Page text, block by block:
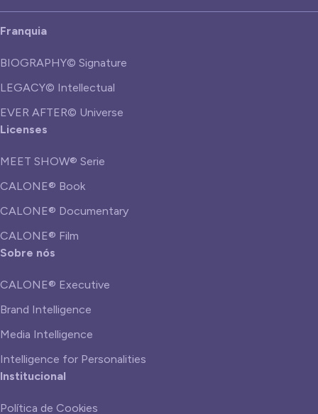
Franquia
BIOGRAPHY© Signature
LEGACY© Intellectual
EVER AFTER© Universe
Licenses
MEET SHOW® Serie
CALONE® Book
CALONE® Documentary
CALONE® Film
Sobre nós
CALONE® Executive
Brand Intelligence
Media Intelligence
Intelligence for Personalities
Institucional
Política de Cookies